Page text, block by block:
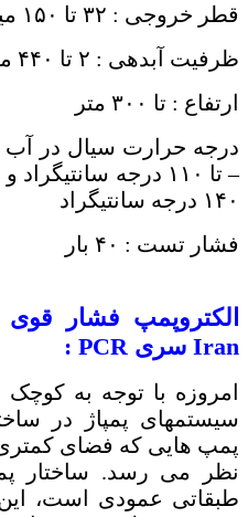
قطر خروجی : ۳۲ تا ۱۵۰ میلیمتر
ظرفیت آبدهی : ۲ تا ۴۴۰ مترمکعب در ساعت
ارتفاع : تا ۳۰۰ متر
۱۴۰ درجه سانتیگراد
فشار تست : ۴۰ بار
الکتروپمپ فشار قوی
Iran سری PCR
:
امروزه با توجه به
سیستمهای پمپاژ در
پمپ هایی که فضای
طبقاتی عمودی است،